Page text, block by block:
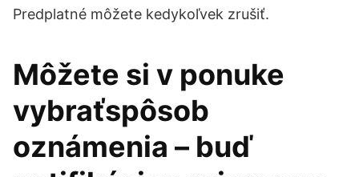
Predplatné môžete kedykoľvek zrušiť.
Môžete si v ponuke
vybraťspôsob
oznámenia – buď